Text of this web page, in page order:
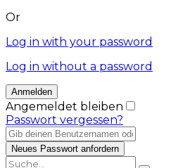
Or
Log in with your password
Log in without a password
Angemeldet bleiben
Passwort vergessen?